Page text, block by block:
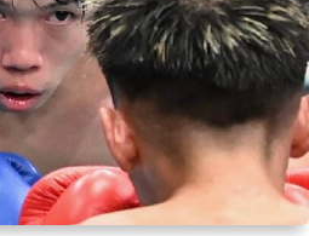
て
報
情
報・
結
手
情
報
ト
レ
ー
入
会・
ジ